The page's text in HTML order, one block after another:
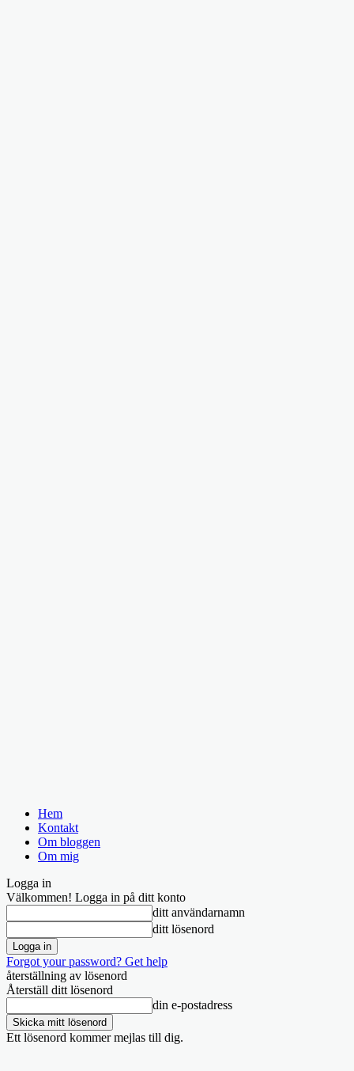
Hem
Kontakt
Om bloggen
Om mig
Logga in
Välkommen! Logga in på ditt konto
ditt användarnamn
ditt lösenord
Forgot your password? Get help
återställning av lösenord
Återställ ditt lösenord
din e-postadress
Ett lösenord kommer mejlas till dig.